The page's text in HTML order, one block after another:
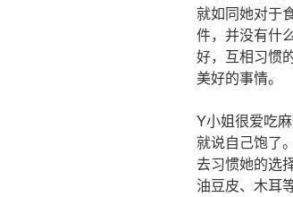
就如同她对于
件，并没有什
好，互相习惯
美好的事情。
Y小姐很爱吃
就说自己饱了
去习惯她的选
油豆皮、木耳